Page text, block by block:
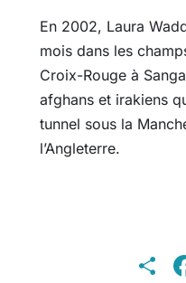
En 2002, Laura
mois dans les
Croix-Rouge à
afghans et irakiens
tunnel sous la
l’Angleterre.